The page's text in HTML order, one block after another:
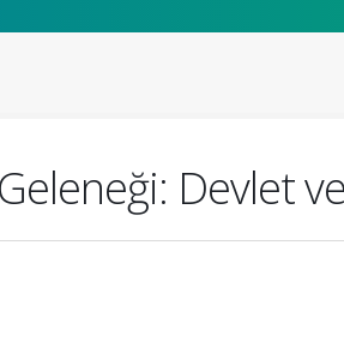
Devlet